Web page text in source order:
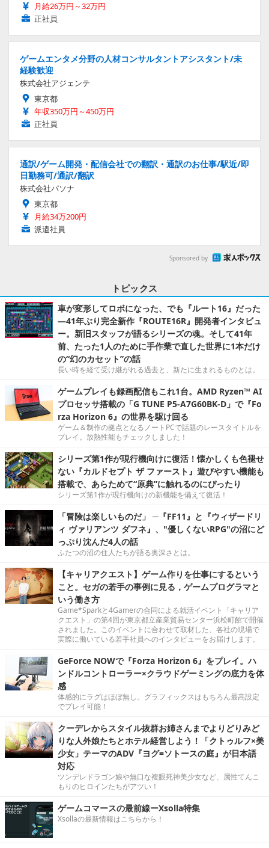
月給26万円～32万円
正社員
ゲームエンタメ分野の人材コンサルタントアシスタント/未
経験歓迎
株式会社アジェンテ
東京都
年収350万円～450万円
正社員
通訳/ゲーム開発・配信会社での翻訳・通訳のお仕事/駅近/即
日勤務可/通訳/翻訳
株式会社パソナ
東京都
月給34万200円
派遣社員
Sponsored by
トピックス
車が変形してロボになった、でも『ルート16』だった
―41年ぶり完全新作『ROUTE16R』開発者インタビュ
ー。新旧スタッフが語るシリーズの魂。そして41年
前、たった1人のために手作業で直した世界に1本だけ
の“幻のカセット”の話
長い時を経て受け継がれる過去と、新たに生まれるものとは。
ゲームプレイも録画配信もこれ1台。AMD Ryzen™ AI
プロセッサ搭載の「G TUNE P5-A7G60BK-D」で『Fo
rza Horizon 6』の世界を駆け回る
ゲーム＆制作の拠点となるノートPCで話題のレースタイトルを
プレイ。放熱性能もチェックしました！
シリーズ第1作が現行機向けに復活！懐かしくも色褪せ
ない『カルドセプト ザ ファースト』遊びやすい機能も
搭載で、あらためて“原典”に触れるのにぴったり
シリーズ第1作が現行機向けの新機能を備えて復活！
「冒険は楽しいものだ」 ─『FF11』と『ウィザードリ
ィ ヴァリアンツ ダフネ』、"優しくないRPG"の沼にど
っぷり沈んだ4人の話
ふたつの沼の住人たちが語る奥深さとは。
【キャリアクエスト】ゲーム作りを仕事にするという
こと。セガの若手の事例に見る，ゲームプログラマと
いう働き方
Game*Sparkと4Gamerの合同による就活イベント「キャリア
クエスト」の第4回が東京都立産業貿易センター浜松町館で開催
されました。このイベントに合わせて取材した、各社の現場で
実際に働いている若手社員へのインタビューをお届けします。
GeForce NOWで『Forza Horizon 6』をプレイ。ハ
ンドルコントローラー×クラウドゲーミングの底力を体
感
体感的にラグはほぼ無し。グラフィックスはもちろん最高設定
でプレイ可能！
クーデレからスタイル抜群お姉さんまでよりどりみど
りな人外娘たちとホテル経営しよう！「クトゥルフ×美
少女」テーマのADV『ヨグ=ソトースの庭』が日本語
対応
ツンデレドラゴン娘や無口な複眼死神美少女など、属性てんこ
もりのヒロインたちがアツい！
ゲームコマースの最前線ーXsolla特集
Xsollaの最新情報はこちらから！